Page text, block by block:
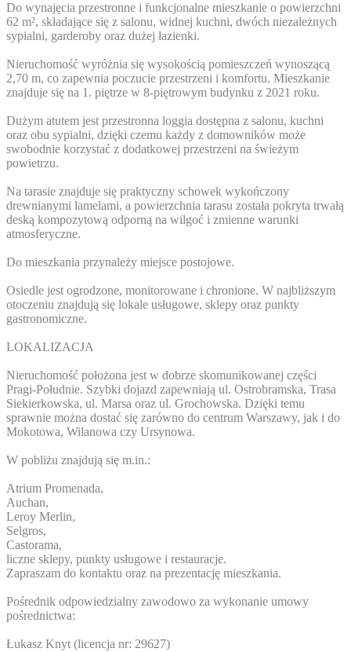
Do wynajęcia przestronne i funkcjonalne mieszkanie o powierzchni
62 m², składające się z salonu, widnej kuchni, dwóch niezależnych
sypialni, garderoby oraz dużej łazienki.
Nieruchomość wyróżnia się wysokością pomieszczeń wynoszącą
2,70 m, co zapewnia poczucie przestrzeni i komfortu. Mieszkanie
znajduje się na 1. piętrze w 8-piętrowym budynku z 2021 roku.
Dużym atutem jest przestronna loggia dostępna z salonu, kuchni
oraz obu sypialni, dzięki czemu każdy z domowników może
swobodnie korzystać z dodatkowej przestrzeni na świeżym
powietrzu.
Na tarasie znajduje się praktyczny schowek wykończony
drewnianymi lamelami, a powierzchnia tarasu została pokryta trwałą
deską kompozytową odporną na wilgoć i zmienne warunki
atmosferyczne.
Do mieszkania przynależy miejsce postojowe.
Osiedle jest ogrodzone, monitorowane i chronione. W najbliższym
otoczeniu znajdują się lokale usługowe, sklepy oraz punkty
gastronomiczne.
LOKALIZACJA
Nieruchomość położona jest w dobrze skomunikowanej części
Pragi-Południe. Szybki dojazd zapewniają ul. Ostrobramska, Trasa
Siekierkowska, ul. Marsa oraz ul. Grochowska. Dzięki temu
sprawnie można dostać się zarówno do centrum Warszawy, jak i do
Mokotowa, Wilanowa czy Ursynowa.
W pobliżu znajdują się m.in.:
Atrium Promenada,
Auchan,
Leroy Merlin,
Selgros,
Castorama,
liczne sklepy, punkty usługowe i restauracje.
Zapraszam do kontaktu oraz na prezentację mieszkania.
Pośrednik odpowiedzialny zawodowo za wykonanie umowy
pośrednictwa:
Łukasz Knyt (licencja nr: 29627)